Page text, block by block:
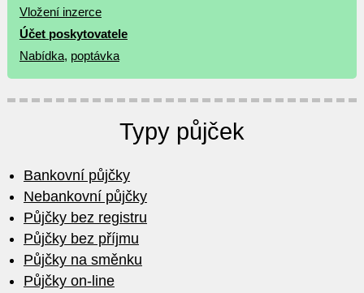
Vložení inzerce
Účet poskytovatele
Nabídka, poptávka
Typy půjček
Bankovní půjčky
Nebankovní půjčky
Půjčky bez registru
Půjčky bez příjmu
Půjčky na směnku
Půjčky on-line